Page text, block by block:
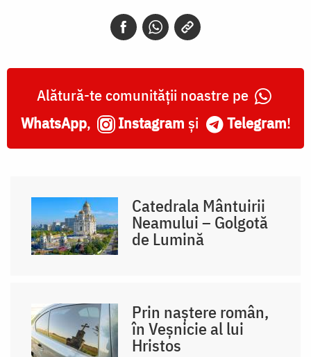
Alătură-te comunității noastre pe
WhatsApp, Instagram și Telegram!
Catedrala Mântuirii
Neamului – Golgotă
de Lumină
Prin naştere român,
în Veşnicie al lui
Hristos